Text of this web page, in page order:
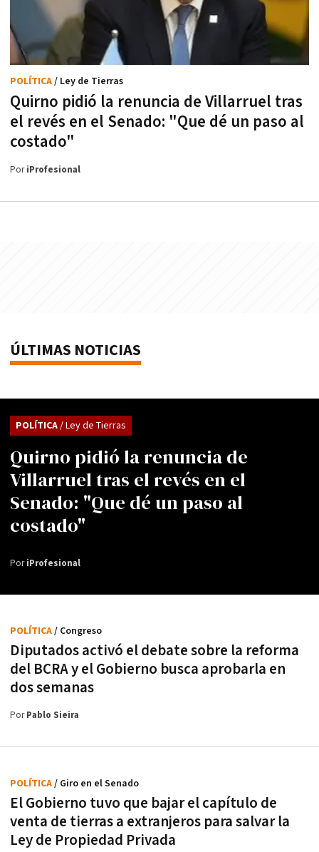
Quirno pidió la renuncia de Villarruel tras
el revés en el Senado: "Que dé un paso al
costado"
POLÍTICA/ Ley de Tierras
PoriProfesional
ÚLTIMAS NOTICIAS
Quirno pidió la renuncia de
Villarruel tras el revés en el
Senado: "Que dé un paso al
costado"
POLÍTICA/ Ley de Tierras
PoriProfesional
Diputados activó el debate sobre la reforma
del BCRA y el Gobierno busca aprobarla en
dos semanas
POLÍTICA/ Congreso
PorPablo Sieira
El Gobierno tuvo que bajar el capítulo de
venta de tierras a extranjeros para salvar la
Ley de Propiedad Privada
POLÍTICA/ Giro en el Senado